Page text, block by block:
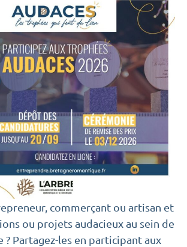
commerçant ou artisan et
ou projets audacieux au sein de
Partagez-les en participant aux